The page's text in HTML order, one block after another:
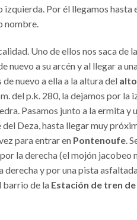
Por él llegamos hasta
nombre.
Uno de ellos nos saca de
a su arcén y al llegar a
nuevo a ella a la altura del
del p.k. 280, la dejamos por la
Pasamos junto a la ermita y
Deza, hasta llegar muy
para entrar en Pontenoufe .
la derecha (el mojón jacobeo
y por una pista
barrio de la Estación de tren de